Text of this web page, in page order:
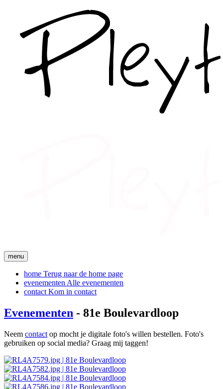
menu
home Terug naar de home page
evenementen Alle evenementen
contact Kom in contact
Evenementen - 81e Boulevardloop
Neem contact op mocht je digitale foto's willen bestellen. Foto's
gebruiken op social media? Graag mij taggen!